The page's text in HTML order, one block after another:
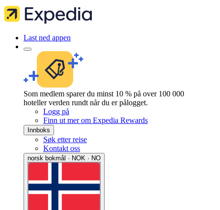
Last ned appen
Som medlem sparer du minst 10 % på over 100 000
hoteller verden rundt når du er pålogget.
Logg på
Finn ut mer om Expedia Rewards
Innboks
Søk etter reise
Kontakt oss
norsk bokmål · NOK · NO